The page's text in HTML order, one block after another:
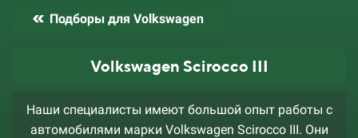
Подборы для Volkswagen
Volkswagen Scirocco III
Наши специалисты имеют большой опыт работы с
автомобилями марки Volkswagen Scirocco III. Они